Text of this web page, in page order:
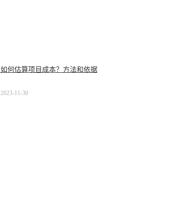
如何估算项目成本？方法和依据
2023-11-30